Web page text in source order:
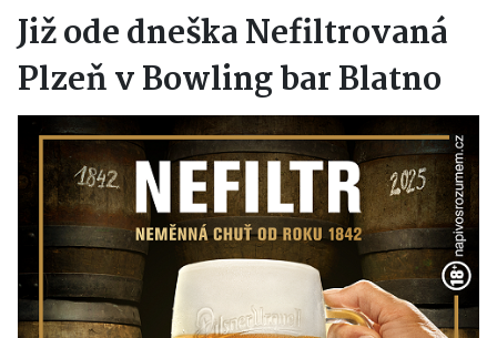
Již ode dneška Nefiltrovaná
Plzeň v Bowling bar Blatno